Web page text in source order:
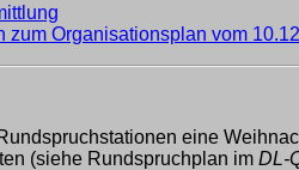
zum Organisationsplan vom
eine
(siehe Rundspruchplan im DL-